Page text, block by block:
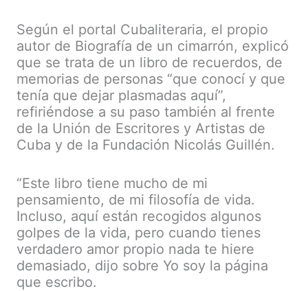
Según el portal Cubaliteraria, el propio
autor de Biografía de un cimarrón, explicó
que se trata de un libro de recuerdos, de
memorias de personas “que conocí y que
tenía que dejar plasmadas aquí”,
refiriéndose a su paso también al frente
de la Unión de Escritores y Artistas de
Cuba y de la Fundación Nicolás Guillén.
“Este libro tiene mucho de mi
pensamiento, de mi filosofía de vida.
Incluso, aquí están recogidos algunos
golpes de la vida, pero cuando tienes
verdadero amor propio nada te hiere
demasiado, dijo sobre Yo soy la página
que escribo.